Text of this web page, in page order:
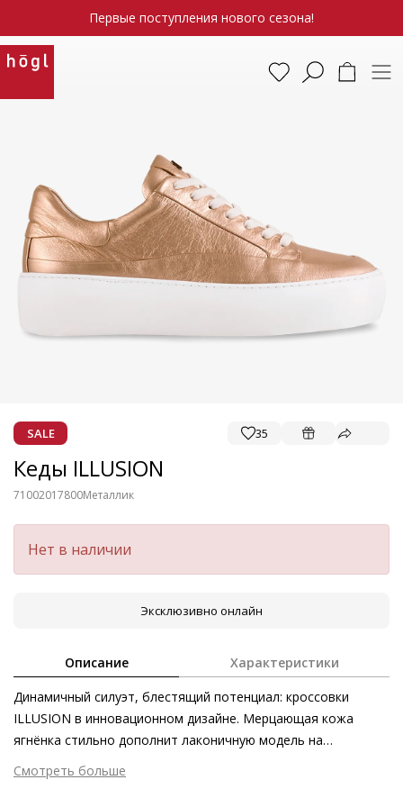
Первые поступления нового сезона!
SALE 35
Кеды ILLUSION
71002017800Металлик
Нет в наличии
Эксклюзивно онлайн
Описание Характеристики
Динамичный силуэт, блестящий потенциал: кроссовки
ILLUSION в инновационном дизайне. Мерцающая кожа
ягнёнка стильно дополнит лаконичную модель на
ультралёгкой объёмной подошве. Однако наши кроссовки
покоряют не только внешним видом и первоклассным
Смотреть больше